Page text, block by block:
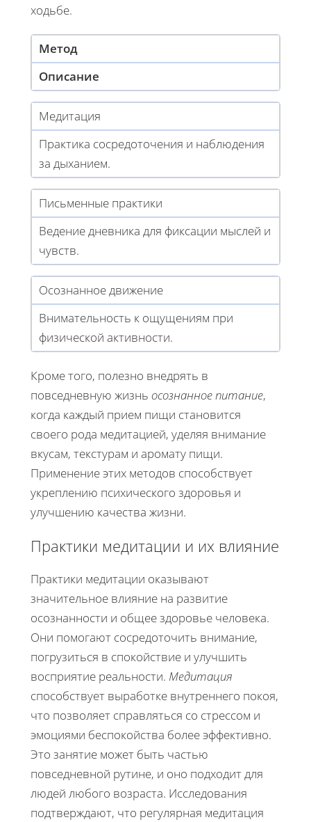
ходьбе.
Метод
Описание
Медитация
Практика сосредоточения и наблюдения
за дыханием.
Письменные практики
Ведение дневника для фиксации мыслей и
чувств.
Осознанное движение
Внимательность к ощущениям при
физической активности.
Кроме того, полезно внедрять в
повседневную жизнь осознанное питание,
когда каждый прием пищи становится
своего рода медитацией, уделяя внимание
вкусам, текстурам и аромату пищи.
Применение этих методов способствует
укреплению психического здоровья и
улучшению качества жизни.
Практики медитации и их влияние
Практики медитации оказывают
значительное влияние на развитие
осознанности и общее здоровье человека.
Они помогают сосредоточить внимание,
погрузиться в спокойствие и улучшить
восприятие реальности. Медитация
способствует выработке внутреннего покоя,
что позволяет справляться со стрессом и
эмоциями беспокойства более эффективно.
Это занятие может быть частью
повседневной рутине, и оно подходит для
людей любого возраста. Исследования
подтверждают, что регулярная медитация